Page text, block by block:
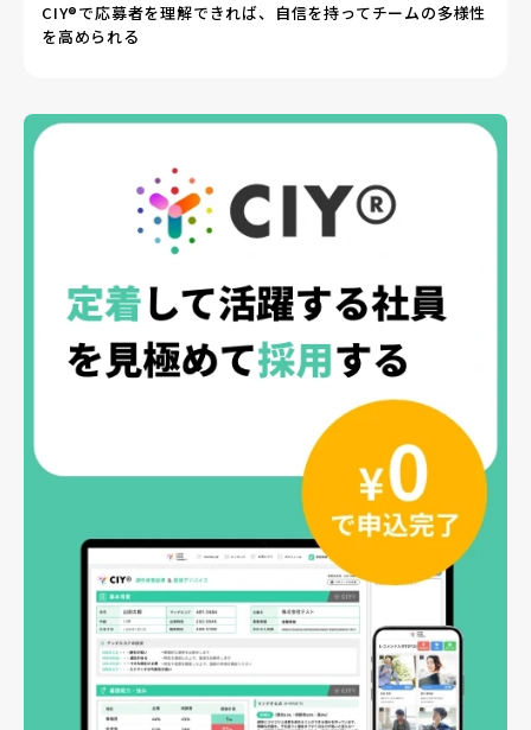
CIY®で応募者を理解できれば、自信を持ってチームの多様性
を高められる